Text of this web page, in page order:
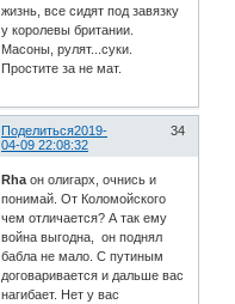
жизнь, все сидят под завязку
у королевы британии.
Масоны, рулят...суки.
Простите за не мат.
Поделиться 34
2019-
04-09 22:08:32
Rha он олигарх, очнись и
понимай. От Коломойского
чем отличается? А так ему
война выгодна, он поднял
бабла не мало. С путиным
договаривается и дальше вас
нагибает. Нет у вас